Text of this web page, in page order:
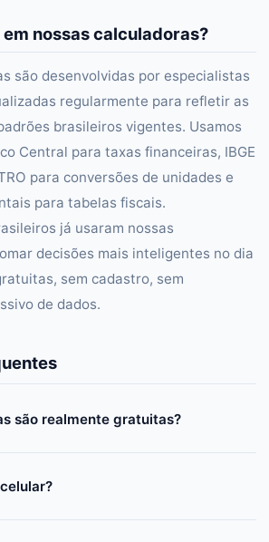
nossas calculadoras?
são desenvolvidas por especialistas
regularmente para refletir as
brasileiros vigentes. Usamos
Central para taxas financeiras, IBGE
para conversões de unidades e
para tabelas fiscais.
já usaram nossas
decisões mais inteligentes no dia
sem cadastro, sem
de dados.
são realmente gratuitas?